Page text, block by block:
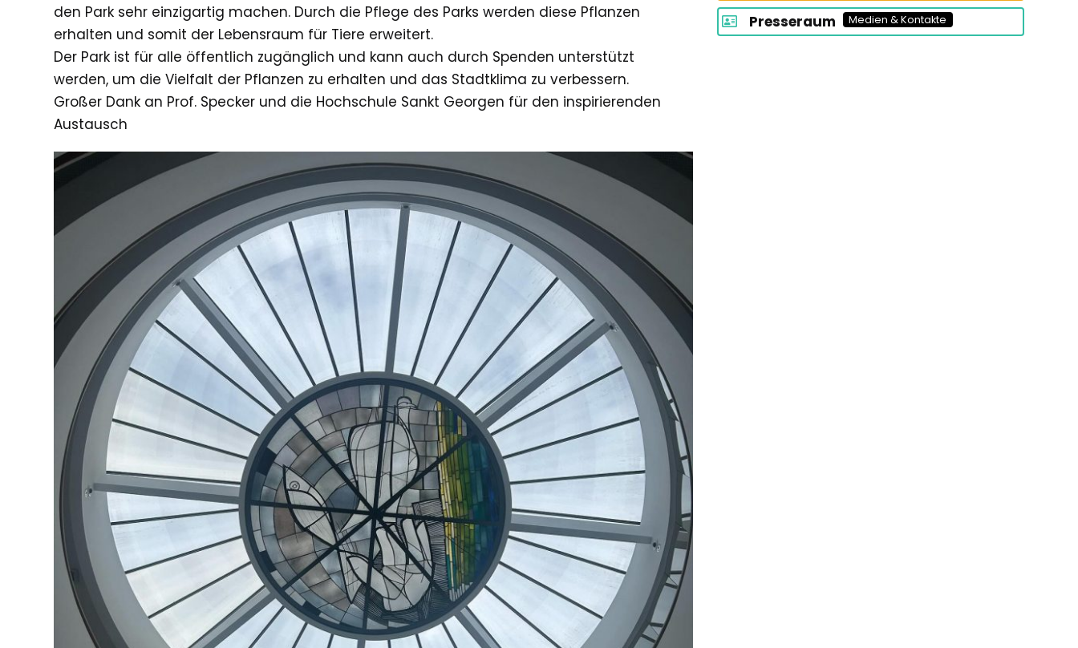
den Park sehr einzigartig machen. Durch die Pflege des Parks werden diese Pflanzen
erhalten und somit der Lebensraum für Tiere erweitert.
Der Park ist für alle öffentlich zugänglich und kann auch durch Spenden unterstützt
werden, um die Vielfalt der Pflanzen zu erhalten und das Stadtklima zu verbessern.
Großer Dank an Prof. Specker und die Hochschule Sankt Georgen für den inspirierenden
Austausch
Presseraum Medien & Kontakte